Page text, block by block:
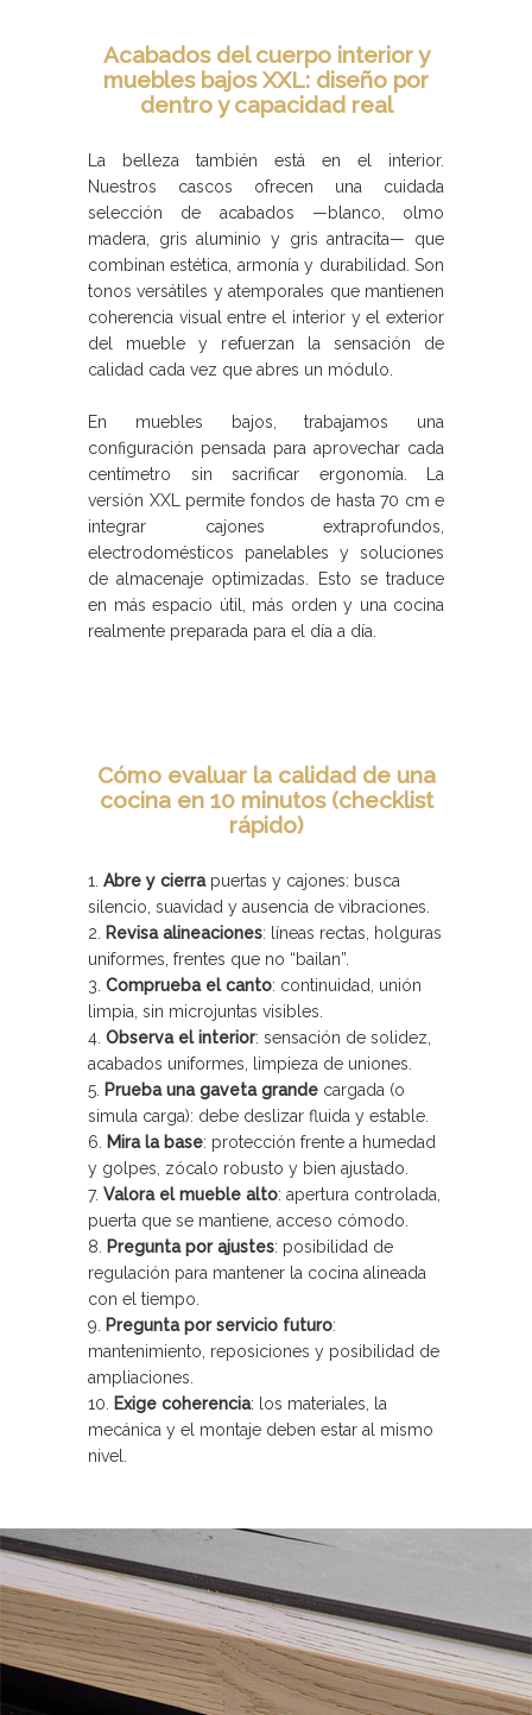
Acabados del cuerpo interior y
muebles bajos XXL: diseño por
dentro y capacidad real
La belleza también está en el interior.
Nuestros cascos ofrecen una cuidada
selección de acabados —blanco, olmo
madera, gris aluminio y gris antracita— que
combinan estética, armonía y durabilidad. Son
tonos versátiles y atemporales que mantienen
coherencia visual entre el interior y el exterior
del mueble y refuerzan la sensación de
calidad cada vez que abres un módulo.
En muebles bajos, trabajamos una
configuración pensada para aprovechar cada
centímetro sin sacrificar ergonomía. La
versión XXL permite fondos de hasta 70 cm e
integrar cajones extraprofundos,
electrodomésticos panelables y soluciones
de almacenaje optimizadas. Esto se traduce
en más espacio útil, más orden y una cocina
realmente preparada para el día a día.
Cómo evaluar la calidad de una
cocina en 10 minutos (checklist
rápido)
Abre y cierrapuertas y cajones: busca
silencio, suavidad y ausencia de vibraciones.
Revisa alineaciones: líneas rectas, holguras
uniformes, frentes que no “bailan”.
Comprueba el canto: continuidad, unión
limpia, sin microjuntas visibles.
Observa el interior: sensación de solidez,
acabados uniformes, limpieza de uniones.
Prueba una gaveta grande cargada (o
simula carga): debe deslizar fluida y estable.
Mira la base: protección frente a humedad
y golpes, zócalo robusto y bien ajustado.
Valora el mueble alto: apertura controlada,
puerta que se mantiene, acceso cómodo.
Pregunta por ajustes: posibilidad de
regulación para mantener la cocina alineada
con el tiempo.
Pregunta por servicio futuro:
mantenimiento, reposiciones y posibilidad de
ampliaciones.
Exige coherencia: los materiales, la
mecánica y el montaje deben estar al mismo
nivel.